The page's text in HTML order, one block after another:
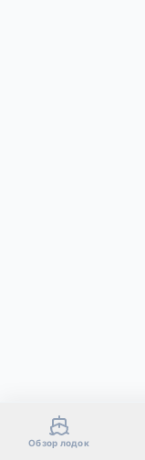
Обзор лодок